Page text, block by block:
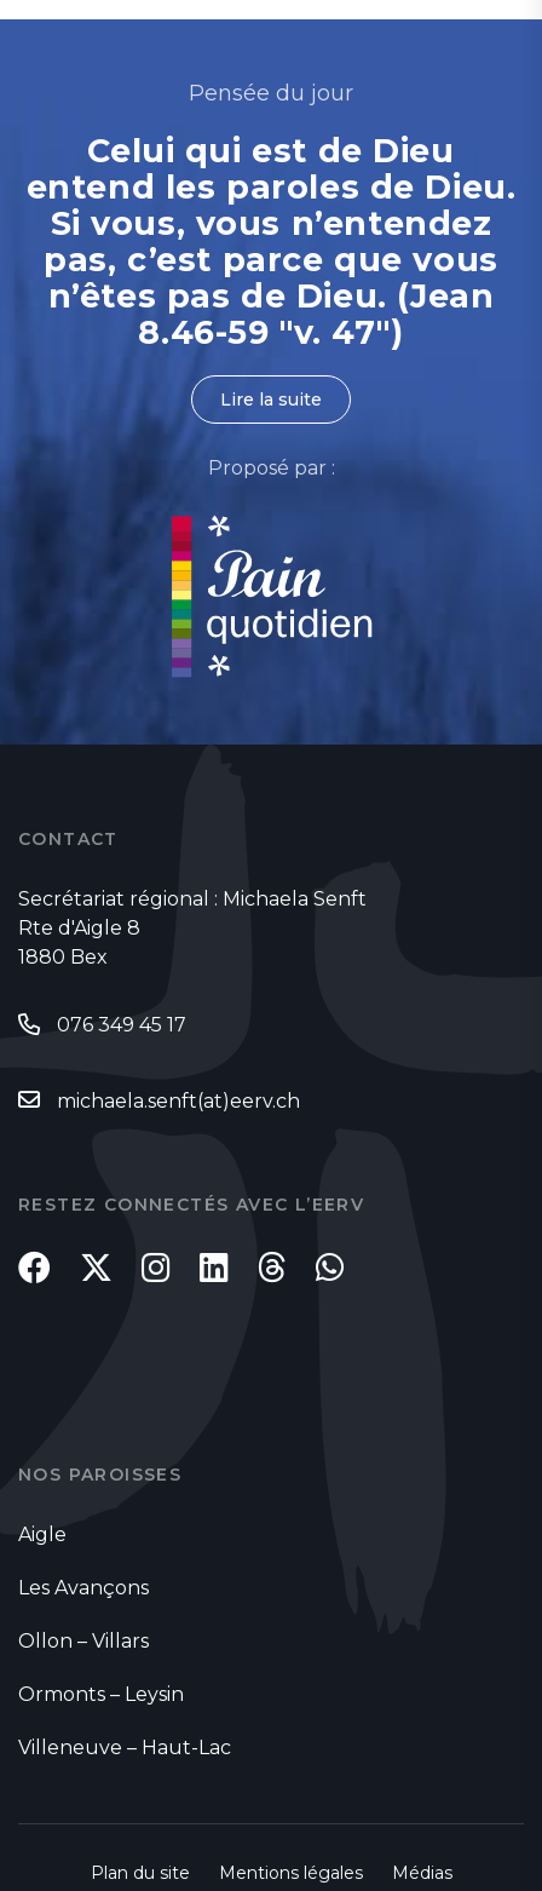
Pensée du jour
Celui qui est de Dieu
entend les paroles de Dieu.
Si vous, vous n’entendez
pas, c’est parce que vous
n’êtes pas de Dieu. (Jean
8.46-59 "v. 47")
Lire la suite
Proposé par :
CONTACT
Secrétariat régional : Michaela Senft
Rte d'Aigle 8
1880 Bex
076 349 45 17
michaela.senft(at)eerv.ch
RESTEZ CONNECTÉS AVEC L’EERV
NOS PAROISSES
Aigle
Les Avançons
Ollon – Villars
Ormonts – Leysin
Villeneuve – Haut-Lac
Plan du site Mentions légales
Médias